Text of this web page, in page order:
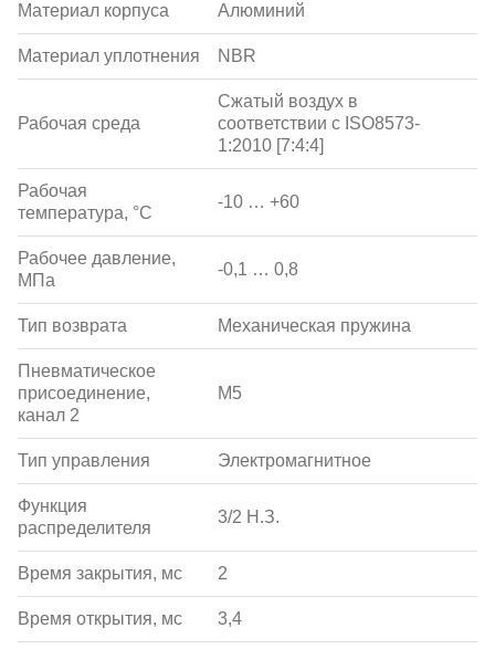
Материал корпуса Алюминий
Материал уплотнения NBR
Рабочая среда
Сжатый воздух в
соответствии с ISO8573-
1:2010 [7:4:4]
Рабочая
температура, °С
-10 … +60
Рабочее давление,
МПа
-0,1 … 0,8
Тип возврата Механическая пружина
Пневматическое
присоединение,
канал 2
M5
Тип управления Электромагнитное
Функция
распределителя
3/2 Н.З.
Время закрытия, мс 2
Время открытия, мс 3,4